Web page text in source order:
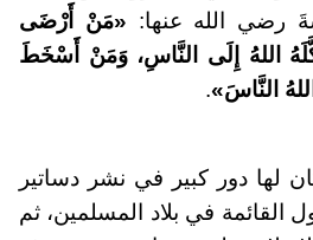
رضي الله عنها: «مَنْ أَرْضَى
اللهُ إِلَى النَّاسِ، وَمَنْ أَسْخَطَ
النَّاسَ».
لها دور كبير في نشر دساتير
القائمة في بلاد المسلمين، ثم